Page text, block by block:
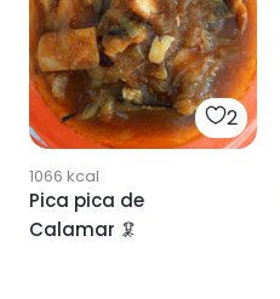
2
1066 kcal
Pica pica de
Calamar 🦑